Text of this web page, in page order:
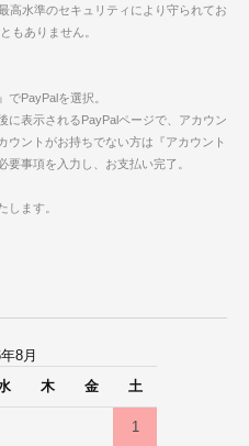
高水準のセキュリティにより守られてお
もありません。
でPayPalを選択。
に表示されるPayPalページで、アカウン
ウントがお持ちでない方は『アカウント
事項を入力し、お支払い完了。
します。
8月
木 金 土
1